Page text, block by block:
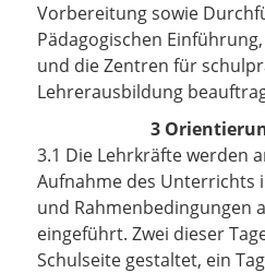
Vorbereitung sowie
Pädagogischen
und die Zentren für
Lehrerausbildung
3
3.1 Die Lehrkräfte werden
Aufnahme des Unterrichts
und Rahmenbedingungen
eingeführt. Zwei dieser
Schulseite gestaltet, ein